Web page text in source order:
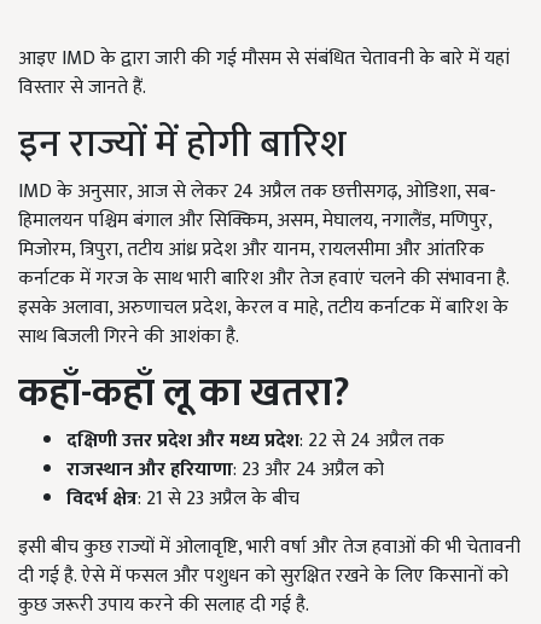
आइए IMD के द्वारा जारी की गई मौसम से संबंधित चेतावनी के बारे में यहां
विस्तार से जानते हैं.
इन राज्यों में होगी बारिश
IMD के अनुसार, आज से लेकर 24 अप्रैल तक छत्तीसगढ़, ओडिशा, सब-
हिमालयन पश्चिम बंगाल और सिक्किम, असम, मेघालय, नगालैंड, मणिपुर,
मिजोरम, त्रिपुरा, तटीय आंध्र प्रदेश और यानम, रायलसीमा और आंतरिक
कर्नाटक में गरज के साथ भारी बारिश और तेज हवाएं चलने की संभावना है.
इसके अलावा, अरुणाचल प्रदेश, केरल व माहे, तटीय कर्नाटक में बारिश के
साथ बिजली गिरने की आशंका है.
कहाँ-कहाँ लू का खतरा?
दक्षिणी उत्तर प्रदेश और मध्य प्रदेश: 22 से 24 अप्रैल तक
राजस्थान और हरियाणा: 23 और 24 अप्रैल को
विदर्भ क्षेत्र: 21 से 23 अप्रैल के बीच
इसी बीच कुछ राज्यों में ओलावृष्टि, भारी वर्षा और तेज हवाओं की भी चेतावनी
दी गई है. ऐसे में फसल और पशुधन को सुरक्षित रखने के लिए किसानों को
कुछ जरूरी उपाय करने की सलाह दी गई है.